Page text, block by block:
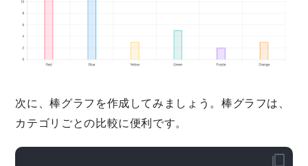
次に、棒グラフを作成してみましょう。棒グラフは、
カテゴリごとの比較に便利です。